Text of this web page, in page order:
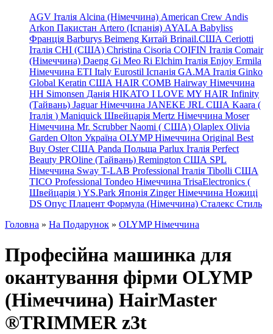
AGV Італія Alcina (Німеччина) American Crew Andis
Arkon Пакистан Artero (Іспанія) AYALA Babyliss
Франція Barburys Beimeng Китай Brinail.США Ceriotti
Італія CHI (США) Christina Cisoria COIFIN Італія Comair
(Німеччина) Daeng Gi Meo Ri Elchim Італія Enjoy Ermila
Німеччина ETI Italy Eurostil Іспанія GA.MA Італія Ginko
Global Keratin США HAIR COMB Hairway Німеччина
HH Simonsen Данія HIKATO I LOVE MY HAIR Infinity
(Тайвань) Jaguar Німеччина JANEKE JRL США Kaara (
Італія ) Maniquick Швейцарія Mertz Німеччина Moser
Німеччина Mr. Scrubber Naomi ( США) Olaplex Olivia
Garden Olton Україна OLYMP Німеччина Original Best
Buy Oster США Panda Польща Parlux Італія Perfect
Beauty PROline (Тайвань) Remington США SPL
Німеччина Sway T-LAB Professional Італія Tibolli США
TICO Professional Tondeo Німеччина TrisaElectronics (
Швейцарія ) YS.Park Японія Zinger Німеччина Ножиці
DS Опус Плацент Формула (Німеччина) Сталекс Стиль
Головна » На Подарунок » OLYMP Німеччина
Професійна машинка для
окантування фірми OLYMP
(Німеччина) HairMaster
®TRIMMER z3t